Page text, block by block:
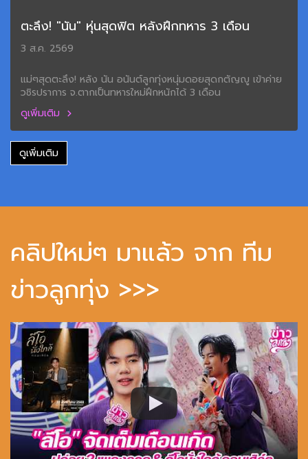
ตะลึง! "นัน" หุ่นสุดฟิต หลังฝึกทหาร 3 เดือน
3 ส.ค. 2569
แม่ๆสุดตะลึง! หลัง นัน อนันต์ลูกทุ่งหนุ่มดอยสุดกตัญญู เข้าค่าย
วชิรปราการ จ.ตากเป็นทหารใหม่ฝึกหนักได้ 3 เดือน
ดูเพิ่มเติม
ดูเพิ่มเติม
คลิปใหม่ๆ มาแล้ว จาก ทีม
ข่าวลูกทุ่ง >>>